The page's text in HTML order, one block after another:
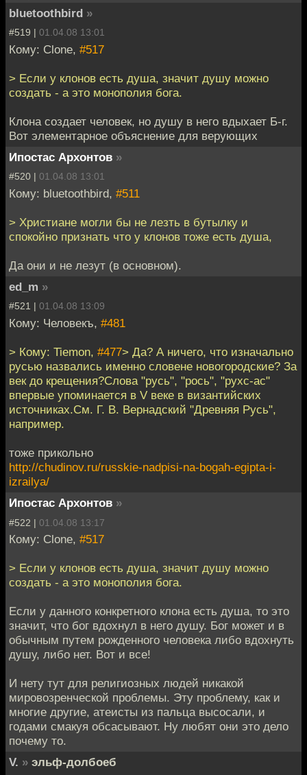
bluetoothbird »
#519 | 01.04.08 13:01
Кому: Clone, #517
> Если у клонов есть душа, значит душу можно
создать - а это монополия бога.
Клона создает человек, но душу в него вдыхает Б-г.
Вот элементарное объяснение для верующих
Ипостас Архонтов »
#520 | 01.04.08 13:01
Кому: bluetoothbird, #511
> Христиане могли бы не лезть в бутылку и
спокойно признать что у клонов тоже есть душа,
Да они и не лезут (в основном).
ed_m »
#521 | 01.04.08 13:09
Кому: Человекъ, #481
> Кому: Tiemon, #477> Да? А ничего, что изначально
русью назвались именно словене новогородские? За
век до крещения?Слова "русь", "рось", "рухс-ас"
впервые упоминается в V веке в византийских
источниках.См. Г. В. Вернадский "Древняя Русь",
например.
тоже прикольно
http://chudinov.ru/russkie-nadpisi-na-bogah-egipta-i-
izrailya/
Ипостас Архонтов »
#522 | 01.04.08 13:17
Кому: Clone, #517
> Если у клонов есть душа, значит душу можно
создать - а это монополия бога.
Если у данного конкретного клона есть душа, то это
значит, что бог вдохнул в него душу. Бог может и в
обычным путем рожденного человека либо вдохнуть
душу, либо нет. Вот и все!
И нету тут для религиозных людей никакой
мировозренческой проблемы. Эту проблему, как и
многие другие, атеисты из пальца высосали, и
годами смакуя обсасывают. Ну любят они это дело
почему то.
V. » эльф-долбоеб